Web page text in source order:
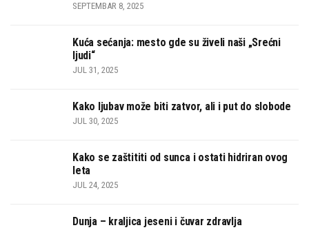
SEPTEMBAR 8, 2025
Kuća sećanja: mesto gde su živeli naši „Srećni
ljudi“
JUL 31, 2025
Kako ljubav može biti zatvor, ali i put do slobode
JUL 30, 2025
Kako se zaštititi od sunca i ostati hidriran ovog
leta
JUL 24, 2025
Dunja – kraljica jeseni i čuvar zdravlja